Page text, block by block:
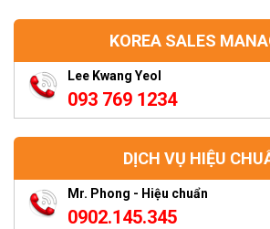
KOREA SALES
Lee Kwang Yeol
093 769 1234
DỊCH VỤ HIỆU
Mr. Phong - Hiệu chuẩn
0902.145.345